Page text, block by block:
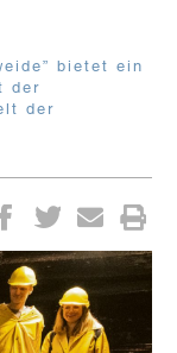
bietet ein
der
der